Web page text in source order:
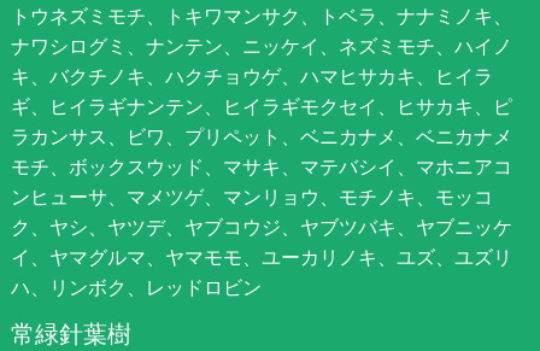
トウネズミモチ、トキワマンサク、トベラ、ナナミノキ、
ナワシログミ、ナンテン、ニッケイ、ネズミモチ、ハイノ
キ、バクチノキ、ハクチョウゲ、ハマヒサカキ、ヒイラ
ギ、ヒイラギナンテン、ヒイラギモクセイ、ヒサカキ、ピ
ラカンサス、ビワ、プリペット、ベニカナメ、ベニカナメ
モチ、ボックスウッド、マサキ、マテバシイ、マホニアコ
ンヒューサ、マメツゲ、マンリョウ、モチノキ、モッコ
ク、ヤシ、ヤツデ、ヤブコウジ、ヤブツバキ、ヤブニッケ
イ、ヤマグルマ、ヤマモモ、ユーカリノキ、ユズ、ユズリ
ハ、リンボク、レッドロビン
常緑針葉樹